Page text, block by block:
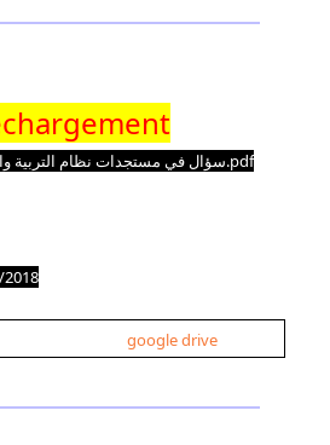
Nom du fichier : 160 سؤال في مستجدات نظام التربية والتكوين.pdf
google drive